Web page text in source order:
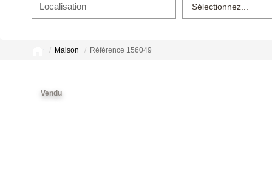
Localisation Sélectionnez...
Maison Référence 156049
Vendu